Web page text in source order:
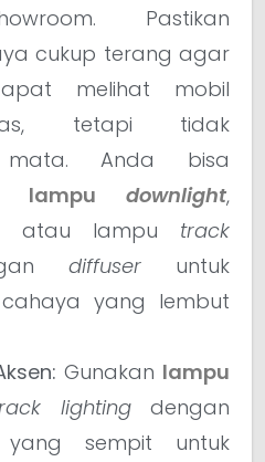
Pastikan
cukup terang agar
melihat mobil
tetapi tidak
mata. Anda bisa
lampu downlight,
atau lampu track
diffuser untuk
cahaya yang lembut
Gunakan lampu
lightingdengan
yang sempit untuk